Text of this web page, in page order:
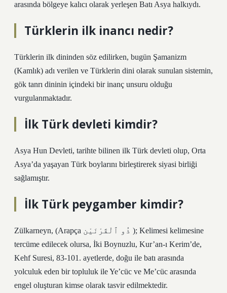
arasında bölgeye kalıcı olarak yerleşen Batı Asya halkıydı.
Türklerin ilk inancı nedir?
Türklerin ilk dininden söz edilirken, bugün Şamanizm
(Kamlık) adı verilen ve Türklerin dini olarak sunulan sistemin,
gök tanrı dininin içindeki bir inanç unsuru olduğu
vurgulanmaktadır.
İlk Türk devleti kimdir?
Asya Hun Devleti, tarihte bilinen ilk Türk devleti olup, Orta
Asya’da yaşayan Türk boylarını birleştirerek siyasi birliği
sağlamıştır.
İlk Türk peygamber kimdir?
Zülkarneyn, (Arapça ذُو ٱلْقَرْنَيْن ); Kelimesi kelimesine
tercüme edilecek olursa, İki Boynuzlu, Kur’an-ı Kerim’de,
Kehf Suresi, 83-101. ayetlerde, doğu ile batı arasında
yolculuk eden bir topluluk ile Ye’cüc ve Me’cüc arasında
engel oluşturan kimse olarak tasvir edilmektedir.